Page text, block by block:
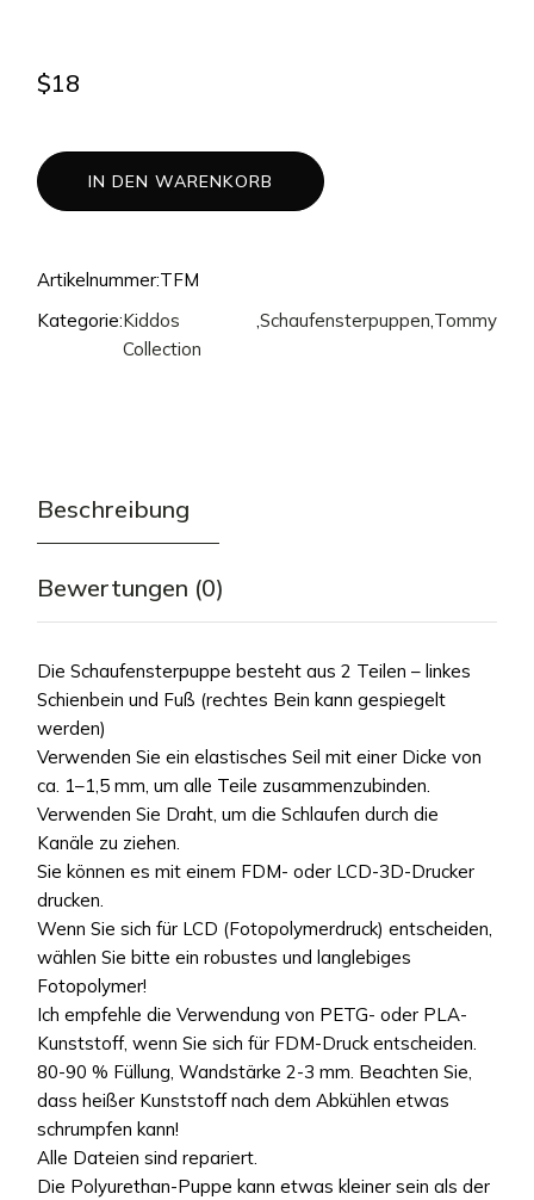
$18
IN DEN WARENKORB
Artikelnummer:TFM
Kategorie:Kiddos
Collection
,Schaufensterpuppen,Tommy
Beschreibung
Bewertungen (0)
Die Schaufensterpuppe besteht aus 2 Teilen – linkes
Schienbein und Fuß (rechtes Bein kann gespiegelt
werden)
Verwenden Sie ein elastisches Seil mit einer Dicke von
ca. 1–1,5 mm, um alle Teile zusammenzubinden.
Verwenden Sie Draht, um die Schlaufen durch die
Kanäle zu ziehen.
Sie können es mit einem FDM- oder LCD-3D-Drucker
drucken.
Wenn Sie sich für LCD (Fotopolymerdruck) entscheiden,
wählen Sie bitte ein robustes und langlebiges
Fotopolymer!
Ich empfehle die Verwendung von PETG- oder PLA-
Kunststoff, wenn Sie sich für FDM-Druck entscheiden.
80-90 % Füllung, Wandstärke 2-3 mm. Beachten Sie,
dass heißer Kunststoff nach dem Abkühlen etwas
schrumpfen kann!
Alle Dateien sind repariert.
Die Polyurethan-Puppe kann etwas kleiner sein als der